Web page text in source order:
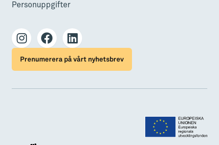
Personuppgifter
Prenumerera på vårt nyhetsbrev